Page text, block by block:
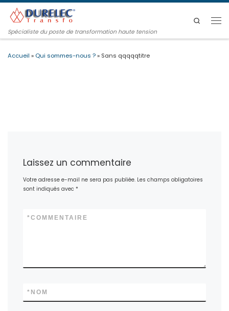
Passer au contenu
Spécialiste du poste de transformation haute tension
Search
Accueil » Qui sommes-nous ?» Sans qqqqqtitre
Laissez un commentaire
Votre adresse e-mail ne sera pas publiée. Les champs obligatoires
sont indiqués avec *
COMMENTAIRE
*
NOM
*